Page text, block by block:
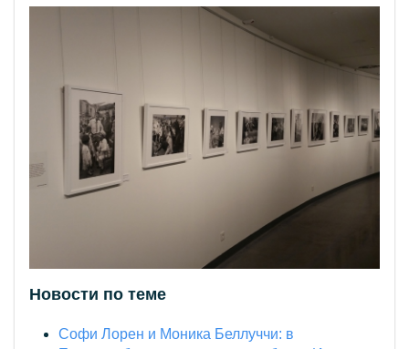
Новости по теме
Софи Лорен и Моника Беллуччи: в